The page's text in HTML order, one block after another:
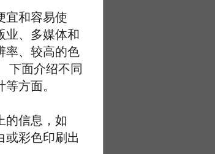
和容易使
业、多媒体和
率、较高的色
下面介绍不同
方面。
信息，如
或彩色印刷出